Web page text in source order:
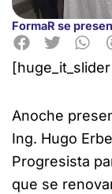
FormaR se
Anoche
Ing. Hugo
Progresista
que se